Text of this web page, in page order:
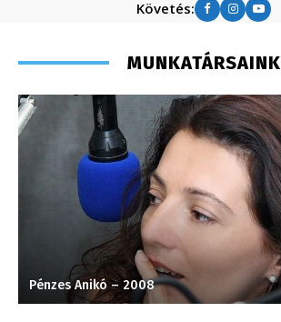
Követés:
MUNKATÁRSAINK
Pénzes Anikó – 2008